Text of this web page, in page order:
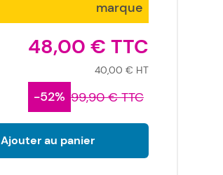
marque
48,00 €
40,00 €
-52% 99,90 €
Ajouter au panier